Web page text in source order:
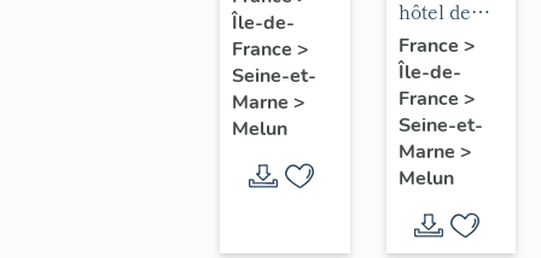
chapelle
de
l'hôpital
puis
hôpital
Île-de-
France >
Seine-et-
Marne >
Melun
mobilier
de l'hôtel
de ville
hôtel de
ville
France >
Île-de-
France >
Seine-et-
Marne >
Melun